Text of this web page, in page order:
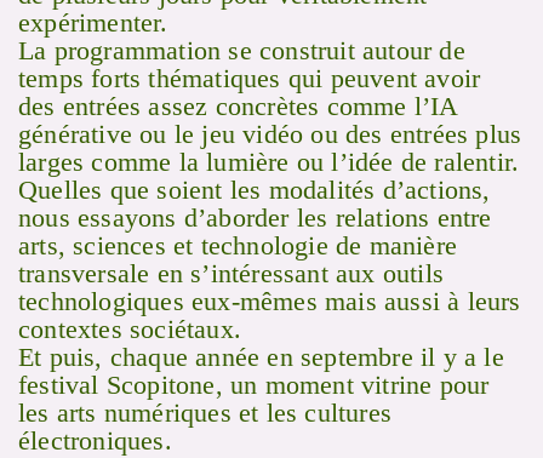
expérimenter.
La programmation se construit autour de
temps forts thématiques qui peuvent avoir
des entrées assez concrètes comme l’IA
générative ou le jeu vidéo ou des entrées plus
larges comme la lumière ou l’idée de ralentir.
Quelles que soient les modalités d’actions,
nous essayons d’aborder les relations entre
arts, sciences et technologie de manière
transversale en s’intéressant aux outils
technologiques eux-mêmes mais aussi à leurs
contextes sociétaux.
Et puis, chaque année en septembre il y a le
festival Scopitone, un moment vitrine pour
les arts numériques et les cultures
électroniques.